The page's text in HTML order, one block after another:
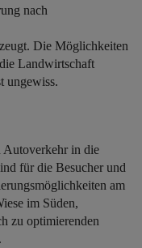
nach
Die Möglichkeiten
Landwirtschaft
ungewiss.
Autoverkehr in die
für die Besucher und
am
im Süden,
zu optimierenden